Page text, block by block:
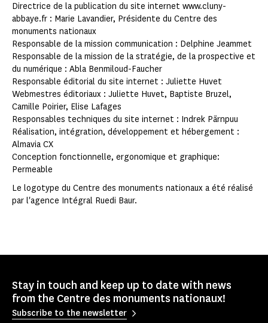
Directrice de la publication du site internet www.cluny-
abbaye.fr : Marie Lavandier, Présidente du Centre des
monuments nationaux
Responsable de la mission communication : Delphine Jeammet
Responsable de la mission de la stratégie, de la prospective et
du numérique : Abla Benmiloud-Faucher
Responsable éditorial du site internet : Juliette Huvet
Webmestres éditoriaux : Juliette Huvet, Baptiste Bruzel,
Camille Poirier, Elise Lafages
Responsables techniques du site internet : Indrek Pärnpuu
Réalisation, intégration, développement et hébergement :
Almavia CX
Conception fonctionnelle, ergonomique et graphique:
Permeable
Le logotype du Centre des monuments nationaux a été réalisé
par l'agence Intégral Ruedi Baur.
Stay in touch and keep up to date with news
from the Centre des monuments nationaux!
Subscribe to the newsletter